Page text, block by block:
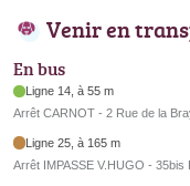
Venir en
En bus
Ligne 14, à 55 m
Arrêt CARNOT - 2 Rue de la
Ligne 25, à 165 m
Arrêt IMPASSE V.HUGO - 35bis